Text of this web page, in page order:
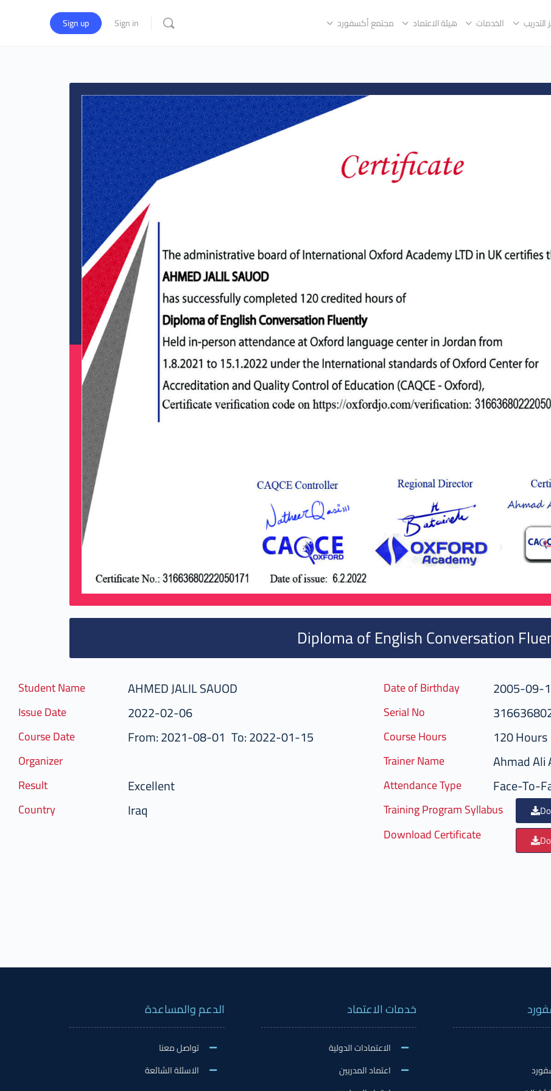
التدريب الخدمات هيئة الاعتماد مجتمع أكسفورد Sign in
Sign up
Diploma of English Conversation
Student Name AHMED JALIL SAUOD Date of Birthday 2005-09-
Issue Date 2022-02-06 Serial No
Course Date From: 2021-08-01 To: 2022-01-15 Course Hours 120 Hours
Organizer Trainer Name Ahmad Ali
Result Excellent Attendance Type Face-To-
Country Iraq Training Program Syllabus
Download Certificate
خدمات الاعتماد
الاعتمادات الدولية
اعتماد المدربين
الدعم والمساعدة
تواصل معنا
الاسئلة الشائعة